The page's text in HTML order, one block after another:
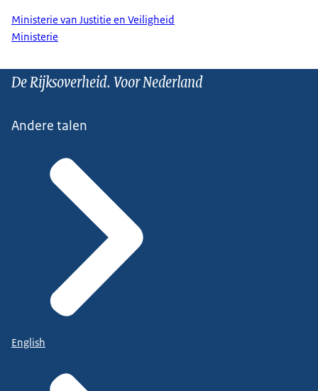
Ministerie van Justitie en Veiligheid
Ministerie
De Rijksoverheid. Voor Nederland
Andere talen
English